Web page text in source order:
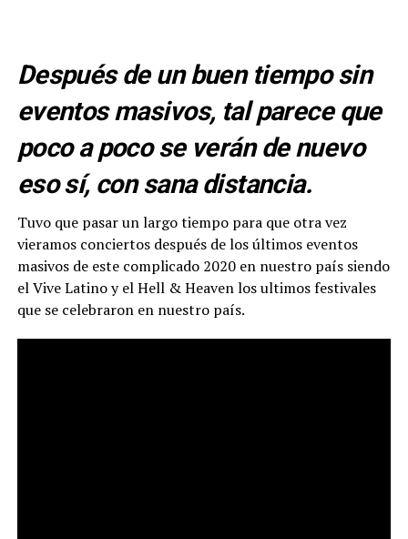
Después de un buen tiempo sin
eventos masivos, tal parece que
poco a poco se verán de nuevo
eso sí, con sana distancia.
Tuvo que pasar un largo tiempo para que otra vez
vieramos conciertos después de los últimos eventos
masivos de este complicado 2020 en nuestro país siendo
el Vive Latino y el Hell & Heaven los ultimos festivales
que se celebraron en nuestro país.